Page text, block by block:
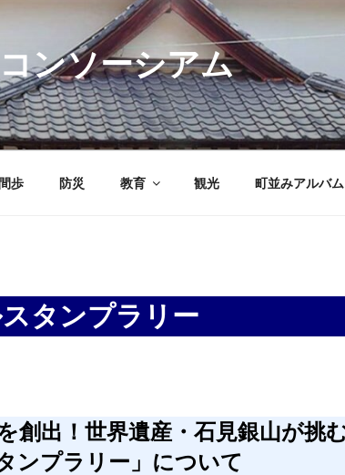
ンソーシアム
歩 防災 教育 観光 町並みアルバム
タンプラリー
創出！世界遺産・石見銀山が挑
ンプラリー」について